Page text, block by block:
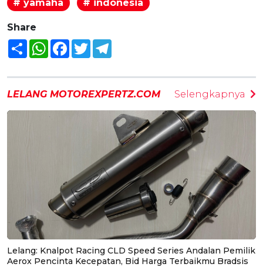
# yamaha
# indonesia
Share
Share WhatsAppFacebook
Twitter
LELANG MOTOREXPERTZ.COM Selengkapnya
Lelang: Knalpot Racing CLD Speed Series Andalan Pemilik
Aerox Pencinta Kecepatan, Bid Harga Terbaikmu Bradsis